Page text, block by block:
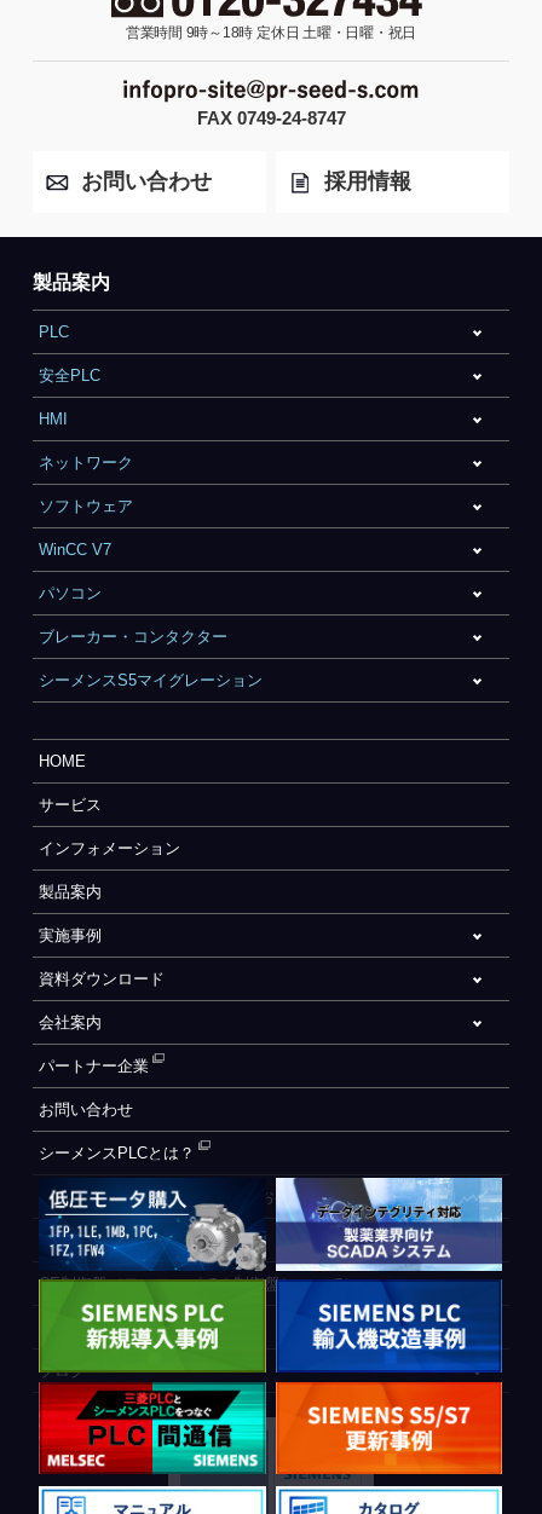
営業時間 9時～18時 定休日 土曜・日曜・祝日
FAX 0749-24-8747
お問い合わせ 採用情報
製品案内
PLC
安全PLC
HMI
ネットワーク
ソフトウェア
WinCC V7
パソコン
ブレーカー・コンタクター
シーメンスS5マイグレーション
HOME
サービス
インフォメーション
製品案内
実施事例
資料ダウンロード
会社案内
パートナー企業
お問い合わせ
シーメンスPLCとは？
自動化設備をご検討されているお客様へ
WEB会員登録フォーム
CE制御盤（ヨーロッパでの制御盤について）
PLC間通信
ブログ